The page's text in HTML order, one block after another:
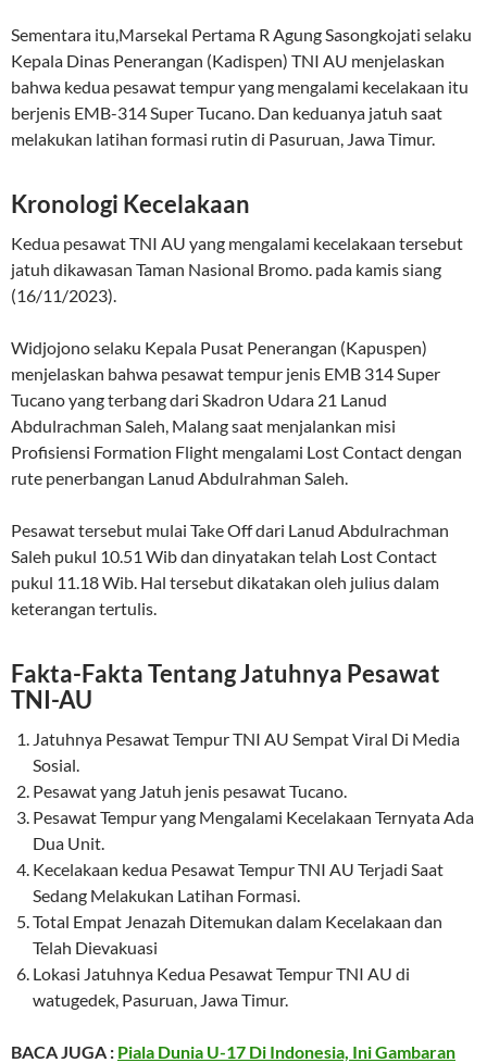
Sementara itu,Marsekal Pertama R Agung Sasongkojati selaku
Kepala Dinas Penerangan (Kadispen) TNI AU menjelaskan
bahwa kedua pesawat tempur yang mengalami kecelakaan itu
berjenis EMB-314 Super Tucano. Dan keduanya jatuh saat
melakukan latihan formasi rutin di Pasuruan, Jawa Timur.
Kronologi Kecelakaan
Kedua pesawat TNI AU yang mengalami kecelakaan tersebut
jatuh dikawasan Taman Nasional Bromo. pada kamis siang
(16/11/2023).
Widjojono selaku Kepala Pusat Penerangan (Kapuspen)
menjelaskan bahwa pesawat tempur jenis EMB 314 Super
Tucano yang terbang dari Skadron Udara 21 Lanud
Abdulrachman Saleh, Malang saat menjalankan misi
Profisiensi Formation Flight mengalami Lost Contact dengan
rute penerbangan Lanud Abdulrahman Saleh.
Pesawat tersebut mulai Take Off dari Lanud Abdulrachman
Saleh pukul 10.51 Wib dan dinyatakan telah Lost Contact
pukul 11.18 Wib. Hal tersebut dikatakan oleh julius dalam
keterangan tertulis.
Fakta-Fakta Tentang Jatuhnya Pesawat
TNI-AU
Jatuhnya Pesawat Tempur TNI AU Sempat Viral Di Media
Sosial.
Pesawat yang Jatuh jenis pesawat Tucano.
Pesawat Tempur yang Mengalami Kecelakaan Ternyata Ada
Dua Unit.
Kecelakaan kedua Pesawat Tempur TNI AU Terjadi Saat
Sedang Melakukan Latihan Formasi.
Total Empat Jenazah Ditemukan dalam Kecelakaan dan
Telah Dievakuasi
Lokasi Jatuhnya Kedua Pesawat Tempur TNI AU di
watugedek, Pasuruan, Jawa Timur.
BACA JUGA : Piala Dunia U-17 Di Indonesia, Ini Gambaran